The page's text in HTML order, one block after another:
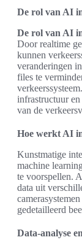
De rol van AI
De rol van AI
Door realtime
kunnen
veranderingen
files te
infrastructuur
van de
Hoe werkt AI
Kunstmatige
machine
te voorspellen.
data uit
gedetailleerd
Data-analyse